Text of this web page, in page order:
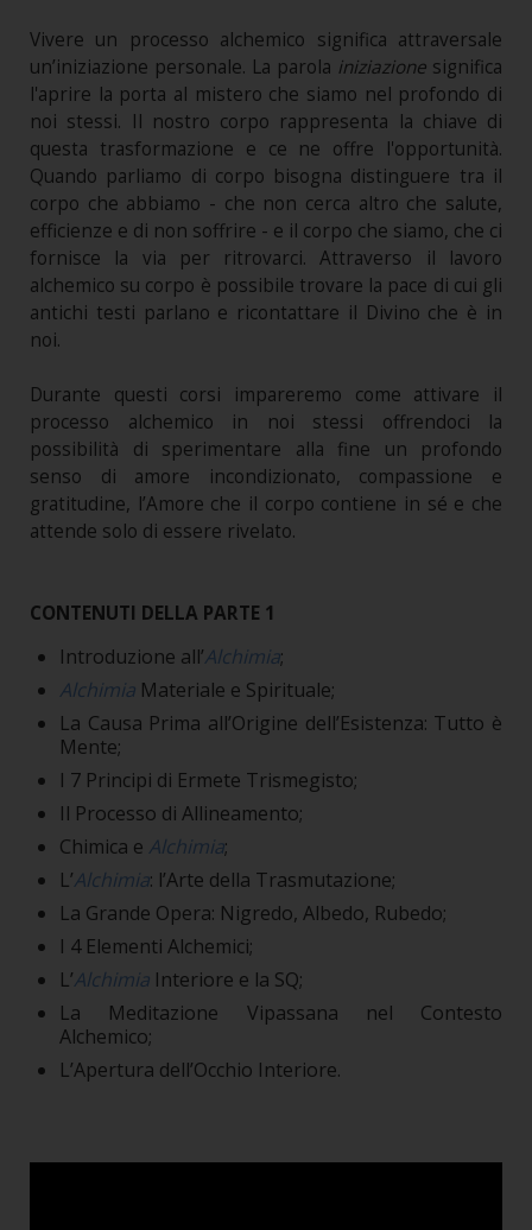
Vivere un processo alchemico significa attraversale
un’iniziazione personale. La parola iniziazione significa
l'aprire la porta al mistero che siamo nel profondo di
noi stessi. Il nostro corpo rappresenta la chiave di
questa trasformazione e ce ne offre l'opportunità.
Quando parliamo di corpo bisogna distinguere tra il
corpo che abbiamo - che non cerca altro che salute,
efficienze e di non soffrire - e il corpo che siamo, che ci
fornisce la via per ritrovarci. Attraverso il lavoro
alchemico su corpo è possibile trovare la pace di cui gli
antichi testi parlano e ricontattare il Divino che è in
noi.
Durante questi corsi impareremo come attivare il
processo alchemico in noi stessi offrendoci la
possibilità di sperimentare alla fine un profondo
senso di amore incondizionato, compassione e
gratitudine, l’Amore che il corpo contiene in sé e che
attende solo di essere rivelato.
CONTENUTI DELLA PARTE 1
Introduzione all’Alchimia;
Alchimia Materiale e Spirituale;
La Causa Prima all’Origine dell’Esistenza: Tutto è
Mente;
I 7 Principi di Ermete Trismegisto;
Il Processo di Allineamento;
Chimica e Alchimia;
L’Alchimia: l’Arte della Trasmutazione;
La Grande Opera: Nigredo, Albedo, Rubedo;
I 4 Elementi Alchemici;
L’Alchimia Interiore e la SQ;
La Meditazione Vipassana nel Contesto
Alchemico;
L’Apertura dell’Occhio Interiore.